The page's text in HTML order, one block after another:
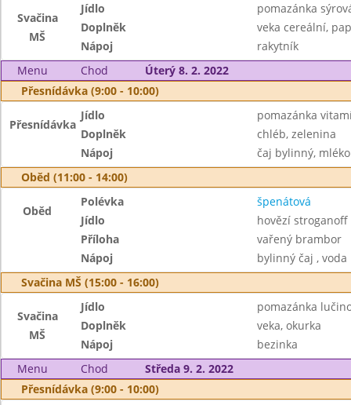
Svačina
MŠ
Jídlo
pomazánka
Doplněk
veka cereální,
Nápoj
rakytník
Menu
Chod
Úterý 8. 2. 2022
Přesnídávka (9:00 - 10:00)
Přesnídávka
Jídlo
pomazánka
Doplněk
chléb, zelenina
Nápoj
čaj bylinný, mléko
Oběd (11:00 - 14:00)
Oběd
Polévka
špenátová
Jídlo
hovězí stroganoff
Příloha
vařený brambor
Nápoj
bylinný čaj , voda
Svačina MŠ (15:00 - 16:00)
Svačina
MŠ
Jídlo
pomazánka
Doplněk
veka, okurka
Nápoj
bezinka
Menu
Chod
Středa 9. 2. 2022
Přesnídávka (9:00 - 10:00)